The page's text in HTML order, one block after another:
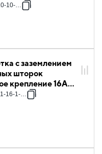
10-K35
с заземлением
шторок
крепление 16А
маренго IEK
16-1-K35